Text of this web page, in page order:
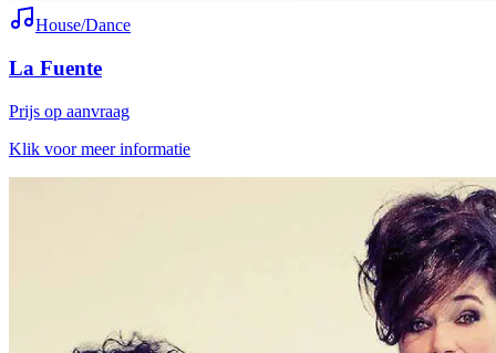
House/Dance
La Fuente
Prijs op aanvraag
Klik voor meer informatie